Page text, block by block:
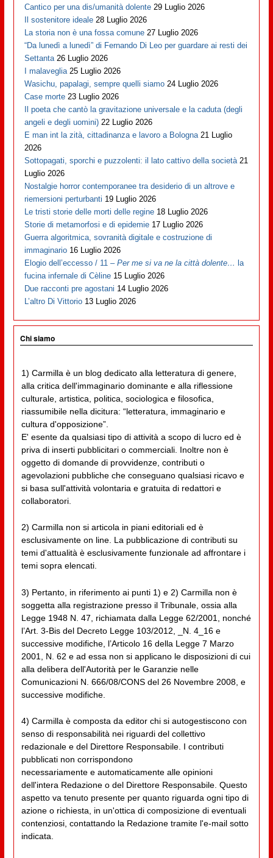
Cantico per una dis/umanità dolente 29 Luglio 2026
Il sostenitore ideale 28 Luglio 2026
La storia non è una fossa comune 27 Luglio 2026
“Da lunedì a lunedì” di Fernando Di Leo per guardare ai resti dei
Settanta 26 Luglio 2026
I malaveglia 25 Luglio 2026
Wasichu, papalagi, sempre quelli siamo 24 Luglio 2026
Case morte 23 Luglio 2026
Il poeta che cantò la gravitazione universale e la caduta (degli
angeli e degli uomini) 22 Luglio 2026
E man int la zità, cittadinanza e lavoro a Bologna 21 Luglio
2026
Sottopagati, sporchi e puzzolenti: il lato cattivo della società 21
Luglio 2026
Nostalgie horror contemporanee tra desiderio di un altrove e
riemersioni perturbanti 19 Luglio 2026
Le tristi storie delle morti delle regine 18 Luglio 2026
Storie di metamorfosi e di epidemie 17 Luglio 2026
Guerra algoritmica, sovranità digitale e costruzione di
immaginario 16 Luglio 2026
Elogio dell’eccesso / 11 –Per me si va ne la città dolente… la
fucina infernale di Cèline 15 Luglio 2026
Due racconti pre agostani 14 Luglio 2026
L’altro Di Vittorio 13 Luglio 2026
Chi siamo
1) Carmilla è un blog dedicato alla letteratura di genere,
alla critica dell'immaginario dominante e alla riflessione
culturale, artistica, politica, sociologica e filosofica,
riassumibile nella dicitura: “letteratura, immaginario e
cultura d'opposizione”.
E' esente da qualsiasi tipo di attività a scopo di lucro ed è
priva di inserti pubblicitari o commerciali. Inoltre non è
oggetto di domande di provvidenze, contributi o
agevolazioni pubbliche che conseguano qualsiasi ricavo e
si basa sull'attività volontaria e gratuita di redattori e
collaboratori.
2) Carmilla non si articola in piani editoriali ed è
esclusivamente on line. La pubblicazione di contributi su
temi d'attualità è esclusivamente funzionale ad affrontare i
temi sopra elencati.
3) Pertanto, in riferimento ai punti 1) e 2) Carmilla non è
soggetta alla registrazione presso il Tribunale, ossia alla
Legge 1948 N. 47, richiamata dalla Legge 62/2001, nonché
l’Art. 3-Bis del Decreto Legge 103/2012, _N. 4_16 e
successive modifiche, l’Articolo 16 della Legge 7 Marzo
2001, N. 62 e ad essa non si applicano le disposizioni di cui
alla delibera dell'Autorità per le Garanzie nelle
Comunicazioni N. 666/08/CONS del 26 Novembre 2008, e
successive modifiche.
4) Carmilla è composta da editor chi si autogestiscono con
senso di responsabilità nei riguardi del collettivo
redazionale e del Direttore Responsabile. I contributi
pubblicati non corrispondono
necessariamente e automaticamente alle opinioni
dell'intera Redazione o del Direttore Responsabile. Questo
aspetto va tenuto presente per quanto riguarda ogni tipo di
azione o richiesta, in un'ottica di composizione di eventuali
contenziosi, contattando la Redazione tramite l'e-mail sotto
indicata.